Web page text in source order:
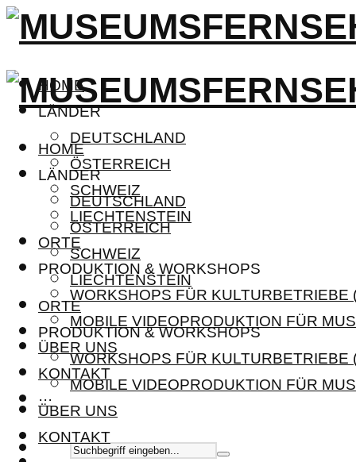
HOME
LÄNDER
DEUTSCHLAND
ÖSTERREICH
SCHWEIZ
LIECHTENSTEIN
ORTE
PRODUKTION & WORKSHOPS
WORKSHOPS FÜR KULTURBETRIEBE
MOBILE VIDEOPRODUKTION FÜR
ÜBER UNS
KONTAKT
···
HOME
LÄNDER
DEUTSCHLAND
ÖSTERREICH
SCHWEIZ
LIECHTENSTEIN
ORTE
PRODUKTION & WORKSHOPS
WORKSHOPS FÜR KULTURBETRIEBE
MOBILE VIDEOPRODUKTION FÜR
ÜBER UNS
KONTAKT